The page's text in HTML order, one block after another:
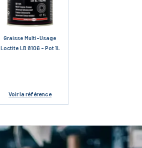
Graisse Multi-Usage
Loctite LB 8106 - Pot 1L
Voirla référence